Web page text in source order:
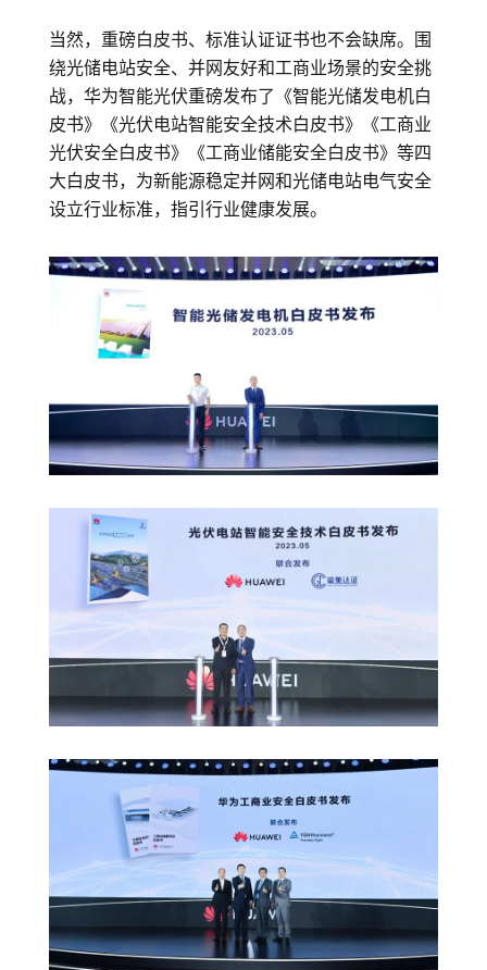
当然，重磅白皮书、标准认证证书也不会缺席。围
绕光储电站安全、并网友好和工商业场景的安全挑
战，华为智能光伏重磅发布了《智能光储发电机白
皮书》《光伏电站智能安全技术白皮书》《工商业
光伏安全白皮书》《工商业储能安全白皮书》等四
大白皮书，为新能源稳定并网和光储电站电气安全
设立行业标准，指引行业健康发展。